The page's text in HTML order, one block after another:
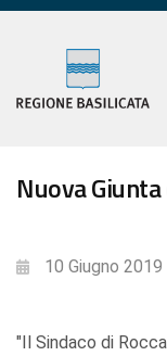
Nuova
10 Giugno 2019
"Il Sindaco di